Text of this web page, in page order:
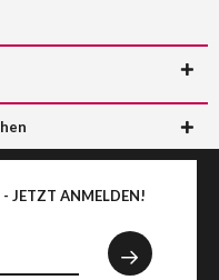
- JETZT ANMELDEN!